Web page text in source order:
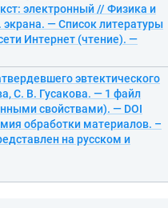
электронный // Физика и
— Список литературы
Интернет (чтение). —
эвтектического
С. В. Гусакова. — 1 файл
свойствами). — DOI
обработки материалов. –
на русском и